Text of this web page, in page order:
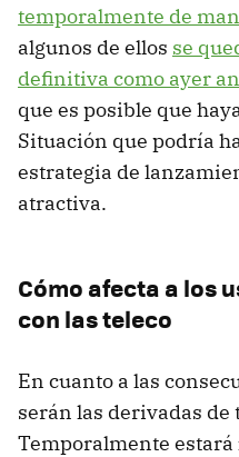
temporalmente de
algunos de ellos se
definitiva como ayer
que es posible que
Situación que podría
estrategia de
atractiva.
Cómo afecta a los
con las teleco
En cuanto a las
serán las derivadas de
Temporalmente estará